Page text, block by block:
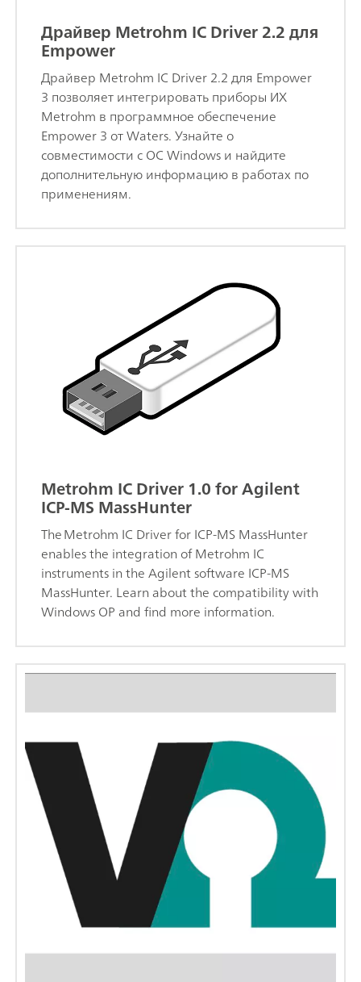
Драйвер Metrohm IC Driver 2.2 для
Empower
Драйвер Metrohm IC Driver 2.2 для Empower
3 позволяет интегрировать приборы ИХ
Metrohm в программное обеспечение
Empower 3 от Waters. Узнайте о
совместимости с ОС Windows и найдите
дополнительную информацию в работах по
применениям.
Metrohm IC Driver 1.0 for Agilent
ICP-MS MassHunter
The Metrohm IC Driver for ICP-MS MassHunter
enables the integration of Metrohm IC
instruments in the Agilent software ICP-MS
MassHunter. Learn about the compatibility with
Windows OP and find more information.